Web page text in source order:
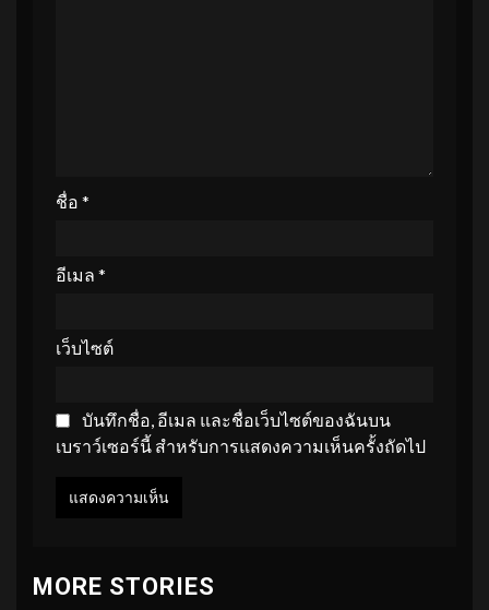
ชื่อ *
อีเมล *
เว็บไซต์
บันทึกชื่อ, อีเมล และชื่อเว็บไซต์ของฉันบน
เบราว์เซอร์นี้ สำหรับการแสดงความเห็นครั้งถัดไป
MORE STORIES